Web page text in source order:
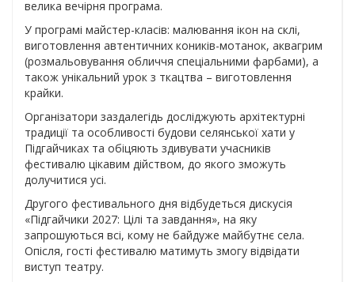
велика вечірня програма.
У програмі майстер-класів: малювання ікон на склі,
виготовлення автентичних коників-мотанок, аквагрим
(розмальовування обличчя спеціальними фарбами), а
також унікальний урок з ткацтва – виготовлення
крайки.
Організатори заздалегідь досліджують архітектурні
традиції та особливості будови селянської хати у
Підгайчиках та обіцяють здивувати учасників
фестивалю цікавим дійством, до якого зможуть
долучитися усі.
Другого фестивального дня відбудеться дискусія
«Підгайчики 2027: Цілі та завдання», на яку
запрошуються всі, кому не байдуже майбутнє села.
Опісля, гості фестивалю матимуть змогу відвідати
виступ театру.